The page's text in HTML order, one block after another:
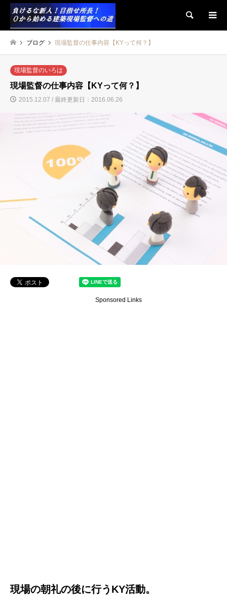
検索
ブログ 現場監督の仕事内容【KYって何？】
現場監督のいろは
現場監督の仕事内容【KYって何？】
2015.12.07 / 最終更新日：2016.06.26
Sponsored Links
現場の朝礼の後に行うKY活動。